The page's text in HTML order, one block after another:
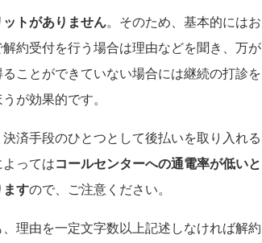
トがありません。そのため、基本的にはお
約受付を行う場合は理由などを聞き、万が
ことができていない場合には継続の打診を
が効果的です。
済手段のひとつとして後払いを取り入れる
ってはコールセンターへの通電率が低いと
すので、ご注意ください。
理由を一定文字数以上記述しなければ解約